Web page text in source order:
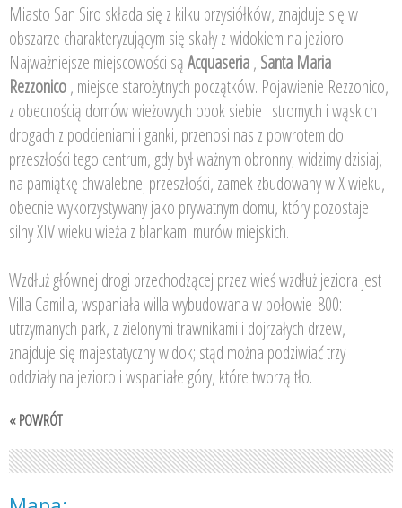
Miasto San Siro składa się z kilku przysiółków, znajduje się w
obszarze charakteryzującym się skały z widokiem na jezioro.
Najważniejsze miejscowości sąAcquaseria, Santa Mariai
Rezzonico, miejsce starożytnych początków. Pojawienie Rezzonico,
z obecnością domów wieżowych obok siebie i stromych i wąskich
drogach z podcieniami i ganki, przenosi nas z powrotem do
przeszłości tego centrum, gdy był ważnym obronny; widzimy dzisiaj,
na pamiątkę chwalebnej przeszłości, zamek zbudowany w X wieku,
obecnie wykorzystywany jako prywatnym domu, który pozostaje
silny XIV wieku wieża z blankami murów miejskich.
Wzdłuż głównej drogi przechodzącej przez wieś wzdłuż jeziora jest
Villa Camilla, wspaniała willa wybudowana w połowie-800:
utrzymanych park, z zielonymi trawnikami i dojrzałych drzew,
znajduje się majestatyczny widok; stąd można podziwiać trzy
oddziały na jezioro i wspaniałe góry, które tworzą tło.
« POWRÓT